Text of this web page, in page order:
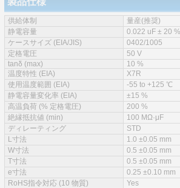
供給体制
量産(推奨)
静電容量
0.022 uF ± 20 %
ケースサイズ (EIA/JIS)
0402/1005
定格電圧
50 V
tanδ (max)
10 %
温度特性 (EIA)
X7R
使用温度範囲 (EIA)
-55 to +125 ℃
静電容量変化率 (EIA)
±15 %
高温負荷 (% 定格電圧)
200 %
絶縁抵抗値 (min)
100 MΩ·μF
ディレーティング
STD
L寸法
1.0 ±0.05 mm
W寸法
0.5 ±0.05 mm
T寸法
0.5 ±0.05 mm
e寸法
0.25 ±0.10 mm
RoHS指令対応 (10 物質)
Yes